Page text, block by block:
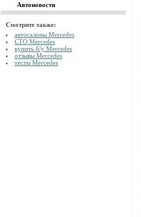
Автоновости
Смотрите также:
автосалоны Mercedes
СТО Mercedes
купить б/у Mercedes
отзывы Mercedes
тесты Mercedes